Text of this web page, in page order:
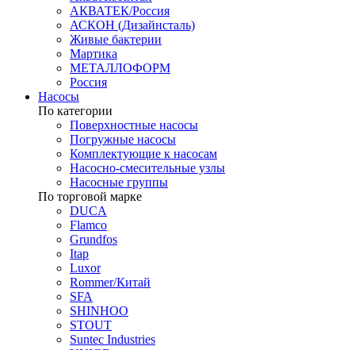
АКВАТЕК/Россия
АСКОН (Дизайнсталь)
Живые бактерии
Мартика
МЕТАЛЛОФОРМ
Россия
Насосы
По категории
Поверхностные насосы
Погружные насосы
Комплектующие к насосам
Насосно-смесительные узлы
Насосные группы
По торговой марке
DUCA
Flamco
Grundfos
Itap
Luxor
Rommer/Китай
SFA
SHINHOO
STOUT
Suntec Industries